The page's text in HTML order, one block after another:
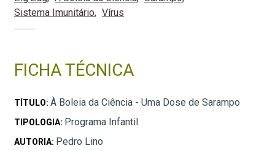
Sistema Imunitário
Vírus
FICHA TÉCNICA
TÍTULO: À Boleia da Ciência - Uma Dose de Sarampo
TIPOLOGIA: Programa Infantil
AUTORIA: Pedro Lino